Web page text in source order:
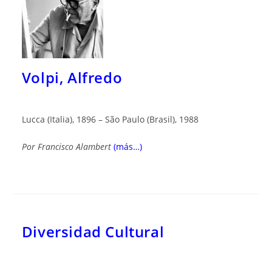
Volpi, Alfredo
Lucca (Italia), 1896 – São Paulo (Brasil), 1988
Por Francisco Alambert (más…)
Diversidad Cultural